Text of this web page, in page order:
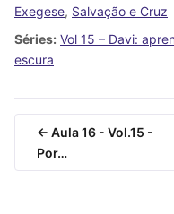
Exegese, Salvação e Cruz
Séries: Vol 15 – Davi:
escura
← Aula 16 - Vol.15 -
Por…